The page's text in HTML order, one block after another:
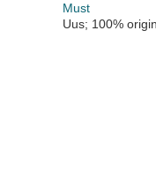
Must
Uus; 100%